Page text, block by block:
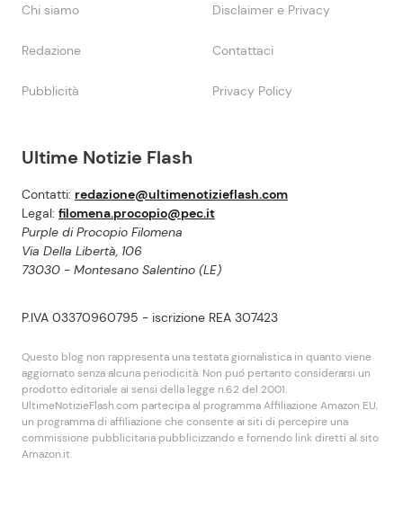
Ultime Notizie Flash
Contatti: redazione@ultimenotizieflash.com
Legal: filomena.procopio@pec.it
Purple di Procopio Filomena
Via Della Libertà, 106
73030 - Montesano Salentino (LE)
P.IVA 03370960795 - iscrizione REA 307423
Questo blog non rappresenta una testata giornalistica in quanto viene
aggiornato senza alcuna periodicità. Non puó pertanto considerarsi un
prodotto editoriale ai sensi della legge n.62 del 2001.
UltimeNotizieFlash.com partecipa al programma Affiliazione Amazon EU,
un programma di affiliazione che consente ai siti di percepire una
commissione pubblicitaria pubblicizzando e fornendo link diretti al sito
Amazon.it.
Chi siamo Disclaimer e Privacy
Redazione Contattaci
Pubblicità Privacy Policy